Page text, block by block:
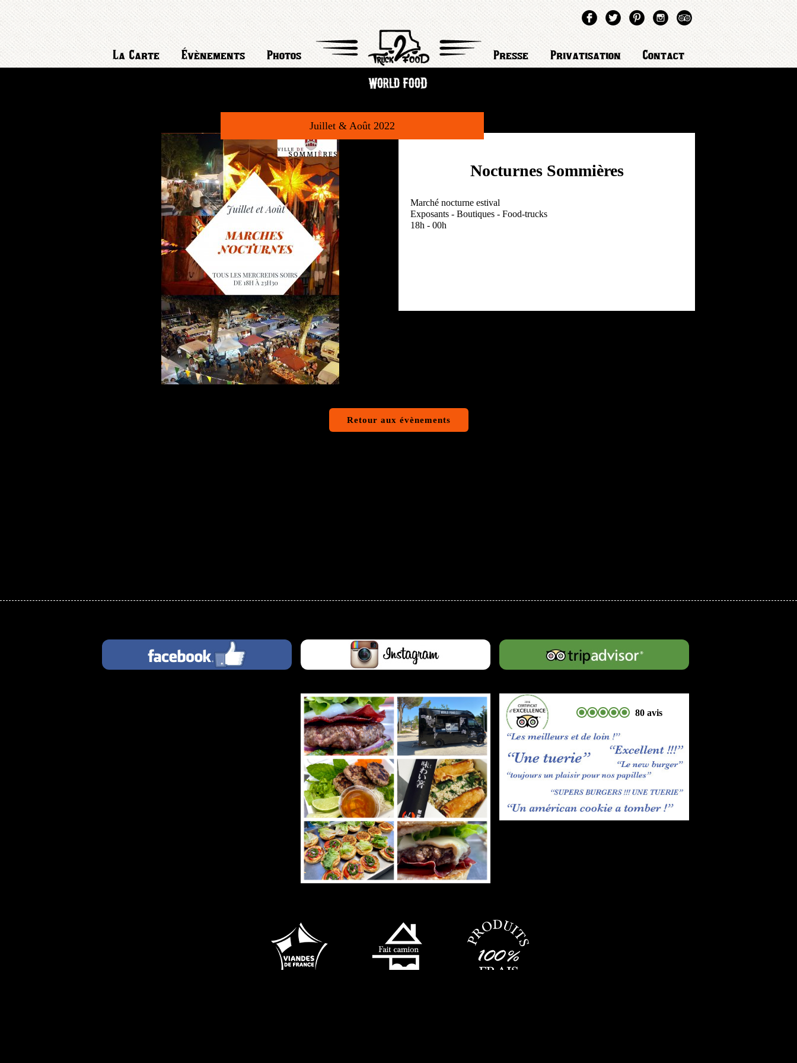
La Carte Évènements Photos Presse Privatisation Contact
Juillet & Août 2022
Nocturnes Sommières
Marché nocturne estival
Exposants - Boutiques - Food-trucks
18h - 00h
Retour aux évènements
80 avis